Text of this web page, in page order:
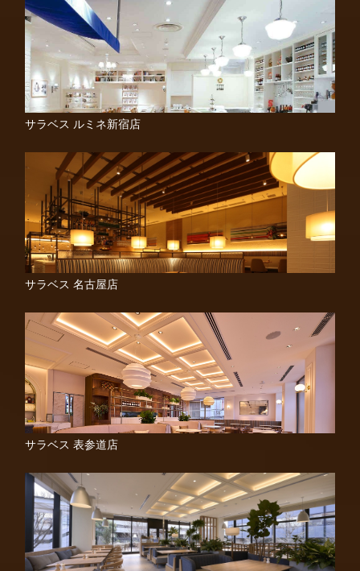
サラベス ルミネ新宿店
サラベス 名古屋店
サラベス 表参道店